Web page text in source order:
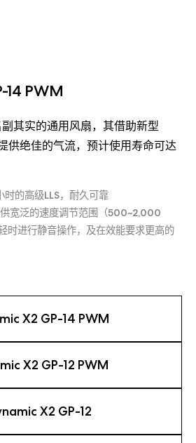
14 PWM
其实的通用风扇，其借助新型
供绝佳的气流，预计使用寿命可达
的高级LLS，耐久可靠
宽泛的速度调节范围（500~2,000
时进行静音操作，及在效能要求更高的
X2 GP-14 PWM
X2 GP-12 PWM
X2 GP-12